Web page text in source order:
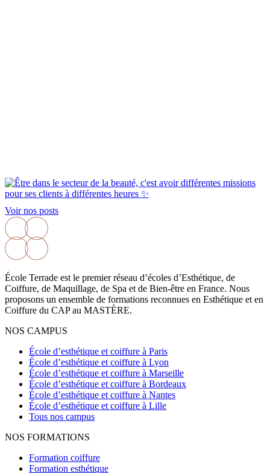
Voir nos posts
École Terrade est le premier réseau d’écoles d’Esthétique, de
Coiffure, de Maquillage, de Spa et de Bien-être en France. Nous
proposons un ensemble de formations reconnues en Esthétique et en
Coiffure du CAP au MASTÈRE.
NOS CAMPUS
École d’esthétique et coiffure à Paris
École d’esthétique et coiffure à Lyon
École d’esthétique et coiffure à Marseille
École d’esthétique et coiffure à Bordeaux
École d’esthétique et coiffure à Nantes
École d’esthétique et coiffure à Lille
Tous nos campus
NOS FORMATIONS
Formation coiffure
Formation esthétique